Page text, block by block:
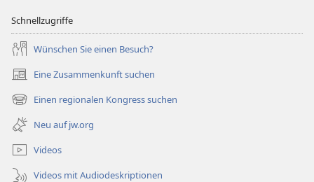
Schnellzugriffe
Wünschen Sie einen Besuch?
Eine Zusammenkunft suchen
(öffnet
neues
Fenster)
Einen regionalen Kongress suchen
(öffnet
neues
Fenster)
Neu auf jw.org
Videos
Videos mit Audiodeskriptionen